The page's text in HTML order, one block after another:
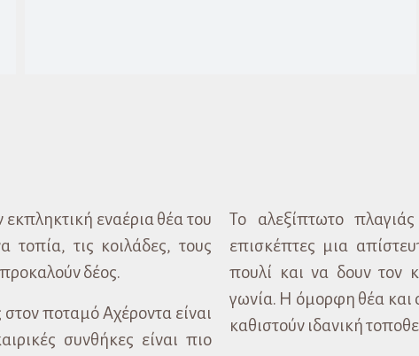
εναέρια θέα του
τις κοιλάδες, τους
δέος.
ποταμό Αχέροντα είναι
συνθήκες είναι πιο
Το αλεξίπτωτο
επισκέπτες μια
πουλί και να δουν τον
γωνία. Η όμορφη θέα και
καθιστούν ιδανική